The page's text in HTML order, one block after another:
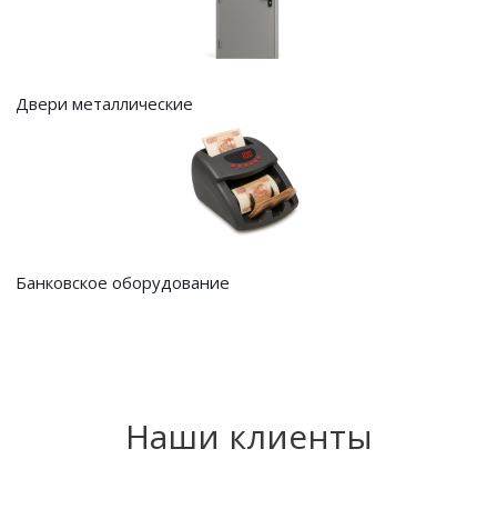
Двери металлические
Банковское оборудование
Наши клиенты